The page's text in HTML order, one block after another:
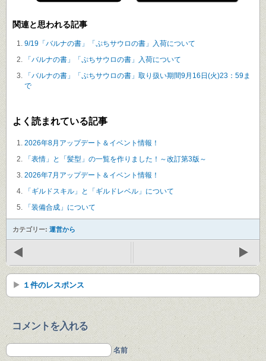
関連と思われる記事
9/19「バルナの書」「ぷちサウロの書」入荷について
「バルナの書」「ぷちサウロの書」入荷について
「バルナの書」「ぷちサウロの書」取り扱い期間9月16日(火)23：59ま
で
よく読まれている記事
2026年8月アップデート＆イベント情報！
「表情」と「髪型」の一覧を作りました！～改訂第3版～
2026年7月アップデート＆イベント情報！
「ギルドスキル」と「ギルドレベル」について
「装備合成」について
カテゴリー: 運営から
１件のレスポンス
コメントを入れる
名前